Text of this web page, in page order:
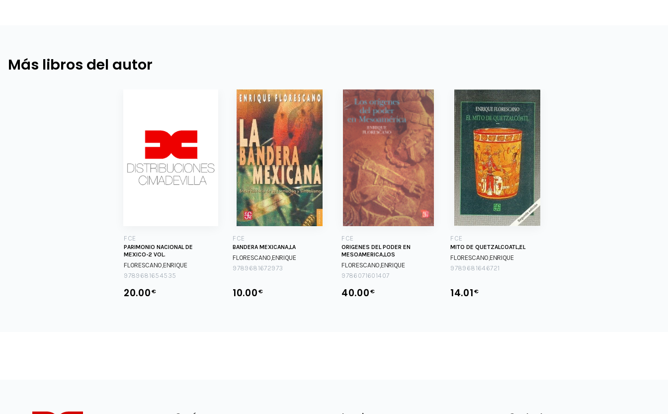
Más libros del autor
FCE
PARIMONIO NACIONAL DE
MEXICO-2 VOL.
FLORESCANO,ENRIQUE
9789681654535
20.00€
FCE
BANDERA MEXICANA,LA
FLORESCANO,ENRIQUE
9789681672973
10.00€
FCE
ORIGENES DEL PODER EN
MESOAMERICA,LOS
FLORESCANO,ENRIQUE
9786071601407
40.00€
FCE
MITO DE QUETZALCOATL,EL
FLORESCANO,ENRIQUE
9789681646721
14.01€